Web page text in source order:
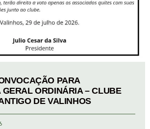
PARA
ORDINÁRIA – CLUBE
DE VALINHOS